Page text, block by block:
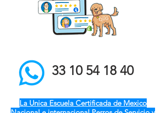
el mejor entrenador de
perros a domicilio qro ver
pue gdl cdmx mty cdmx
modest dog adiestramiento
33 10 54 18 40
La Unica Escuela Certificada de Mexico